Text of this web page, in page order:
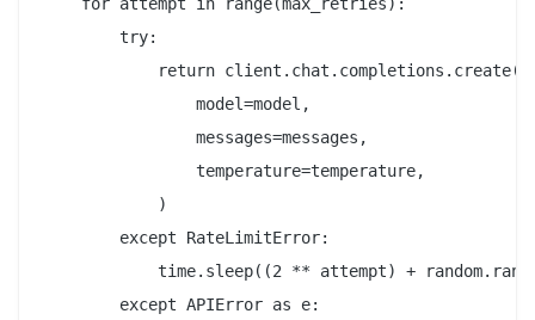
    for attempt in range(max_retries):
        try:
            return client.chat.completions.create(
                model=model,
                messages=messages,
                temperature=temperature,
            )
        except RateLimitError:
time.sleep((2 ** attempt) +
        except APIError as e: